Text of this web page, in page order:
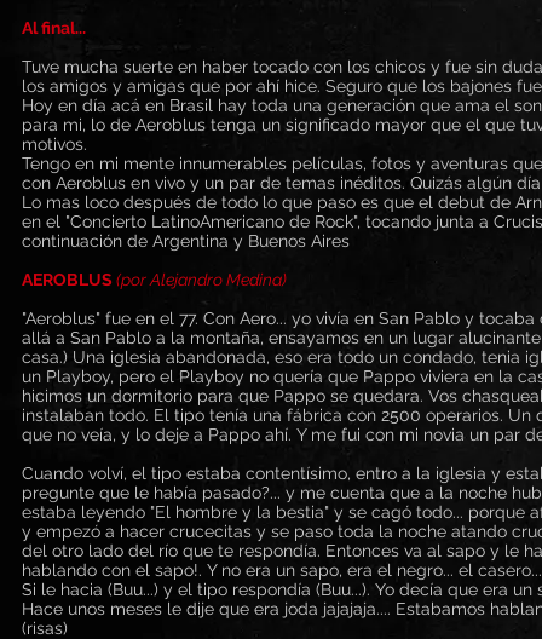
Al final...
Tuve mucha suerte en haber tocado con los chicos y fue sin
los amigos y amigas que por ahí hice. Seguro que los bajones
Hoy en día acá en Brasil hay toda una generación que ama el
para mi, lo de Aeroblus tenga un significado mayor que el que
motivos.
Tengo en mi mente innumerables películas, fotos y aventuras
con Aeroblus en vivo y un par de temas inéditos. Quizás algún
Lo mas loco después de todo lo que paso es que el debut de
en el "Concierto LatinoAmericano de Rock", tocando junta a
continuación de Argentina y Buenos Aires
AEROBLUS(por Alejandro Medina)
"Aeroblus" fue en el 77. Con Aero... yo vivía en San Pablo y
allá a San Pablo a la montaña, ensayamos en un lugar
casa.) Una iglesia abandonada, eso era todo un condado, tenia
un Playboy, pero el Playboy no quería que Pappo viviera en la
hicimos un dormitorio para que Pappo se quedara. Vos
instalaban todo. El tipo tenía una fábrica con 2500 operarios.
que no veía, y lo deje a Pappo ahí. Y me fui con mi novia un par
Cuando volví, el tipo estaba contentísimo, entro a la iglesia y
pregunte que le había pasado?... y me cuenta que a la noche
estaba leyendo "El hombre y la bestia" y se cagó todo... porque
y empezó a hacer crucecitas y se paso toda la noche atando
del otro lado del río que te respondía. Entonces va al sapo y le
hablando con el sapo!. Y no era un sapo, era el negro... el
Si le hacia (Buu...) y el tipo respondía (Buu...). Yo decía que era un
Hace unos meses le dije que era joda jajajaja.... Estabamos
(risas)